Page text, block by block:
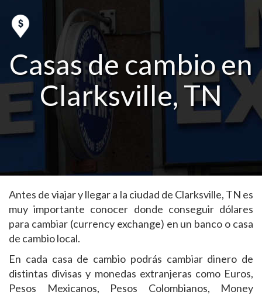
Casas de cambio en
Clarksville, TN
Antes de viajar y llegar a la ciudad de Clarksville, TN es
muy importante conocer donde conseguir dólares
para cambiar (currency exchange) en un banco o casa
de cambio local.
En cada casa de cambio podrás cambiar dinero de
distintas divisas y monedas extranjeras como Euros,
Pesos Mexicanos, Pesos Colombianos, Money